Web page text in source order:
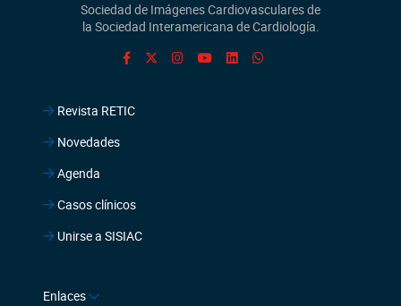
Sociedad de Imágenes Cardiovasculares de
la Sociedad Interamericana de Cardiología.
Revista RETIC
Novedades
Agenda
Casos clínicos
Unirse a SISIAC
Enlaces